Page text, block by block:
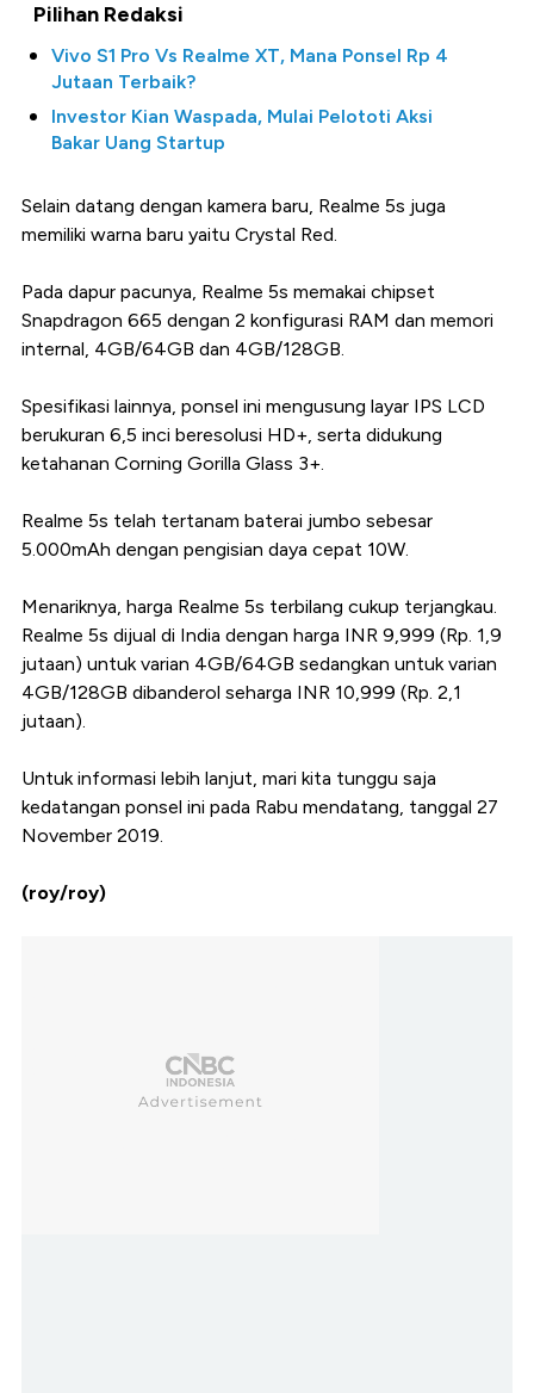
Pilihan Redaksi
Vivo S1 Pro Vs Realme XT, Mana Ponsel Rp 4
Jutaan Terbaik?
Investor Kian Waspada, Mulai Pelototi Aksi
Bakar Uang Startup
Selain datang dengan kamera baru, Realme 5s juga
memiliki warna baru yaitu Crystal Red.
Pada dapur pacunya, Realme 5s memakai chipset
Snapdragon 665 dengan 2 konfigurasi RAM dan memori
internal, 4GB/64GB dan 4GB/128GB.
Spesifikasi lainnya, ponsel ini mengusung layar IPS LCD
berukuran 6,5 inci beresolusi HD+, serta didukung
ketahanan Corning Gorilla Glass 3+.
Realme 5s telah tertanam baterai jumbo sebesar
5.000mAh dengan pengisian daya cepat 10W.
Menariknya, harga Realme 5s terbilang cukup terjangkau.
Realme 5s dijual di India dengan harga INR 9,999 (Rp. 1,9
jutaan) untuk varian 4GB/64GB sedangkan untuk varian
4GB/128GB dibanderol seharga INR 10,999 (Rp. 2,1
jutaan).
Untuk informasi lebih lanjut, mari kita tunggu saja
kedatangan ponsel ini pada Rabu mendatang, tanggal 27
November 2019.
(roy/roy)